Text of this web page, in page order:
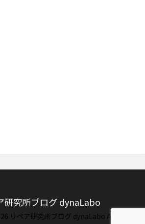
リペア研究所ブログ dynaLabo All Rights